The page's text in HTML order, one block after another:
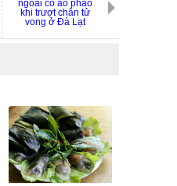
ngoài có áo phao
khi trượt chân tử
vong ở Đà Lạt